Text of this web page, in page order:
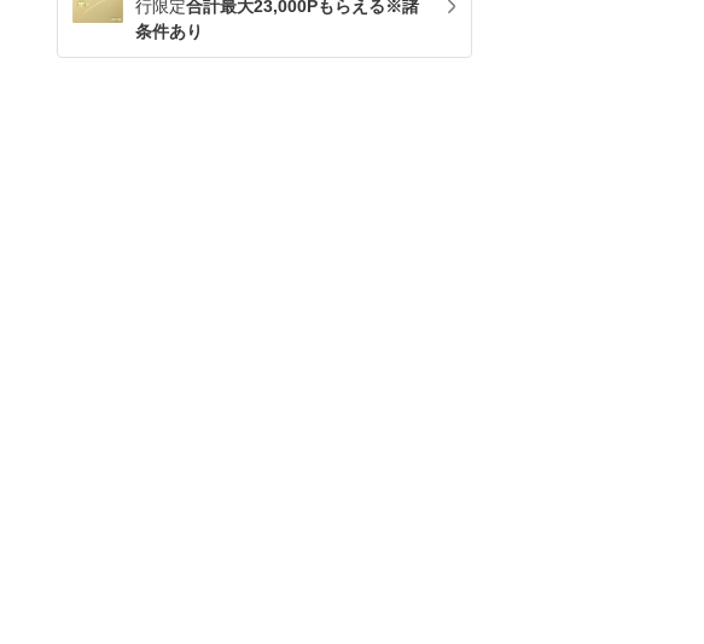
行限定合計最大23,000Pもらえる※諸
条件あり